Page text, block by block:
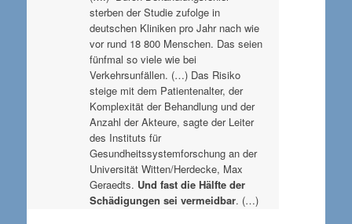
sterben der Studie zufolge in
deutschen Kliniken pro Jahr nach wie
vor rund 18 800 Menschen. Das seien
fünfmal so viele wie bei
Verkehrsunfällen. (…) Das Risiko
steige mit dem Patientenalter, der
Komplexität der Behandlung und der
Anzahl der Akteure, sagte der Leiter
des Instituts für
Gesundheitssystemforschung an der
Universität Witten/Herdecke, Max
Geraedts. Und fast die Hälfte der
Schädigungen sei vermeidbar. (…)